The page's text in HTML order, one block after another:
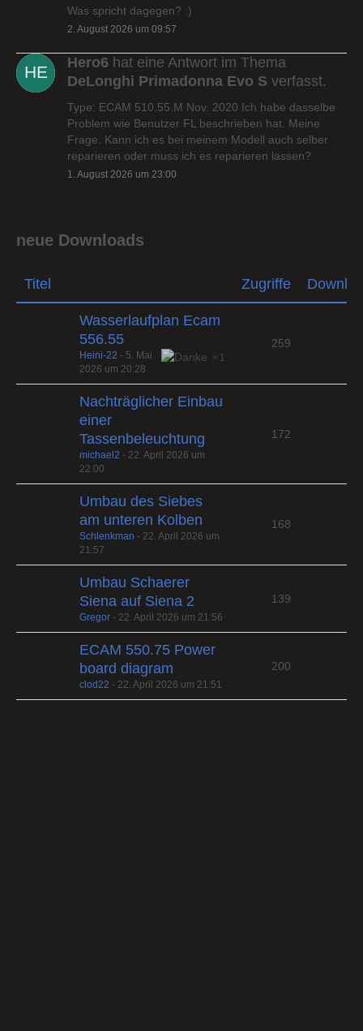
Was spricht dagegen? :)
2. August 2026 um 09:57
Hero6 hat eine Antwort im Thema
DeLonghi Primadonna Evo S verfasst.
Type: ECAM 510.55.M Nov. 2020 Ich habe dasselbe
Problem wie Benutzer FL beschrieben hat. Meine
Frage: Kann ich es bei meinem Modell auch selber
reparieren oder muss ich es reparieren lassen?
1. August 2026 um 23:00
neue Downloads
Titel Zugriffe
Wasserlaufplan Ecam
556.55
1
Heini-22 - 5. Mai
2026 um 20:28
259
Nachträglicher Einbau
einer
Tassenbeleuchtung
michael2 - 22. April 2026 um
22:00
172
Umbau des Siebes
am unteren Kolben
Schlenkman - 22. April 2026 um
21:57
168
Umbau Schaerer
Siena auf Siena 2
Gregor - 22. April 2026 um 21:56
139
ECAM 550.75 Power
board diagram
clod22 - 22. April 2026 um 21:51
200